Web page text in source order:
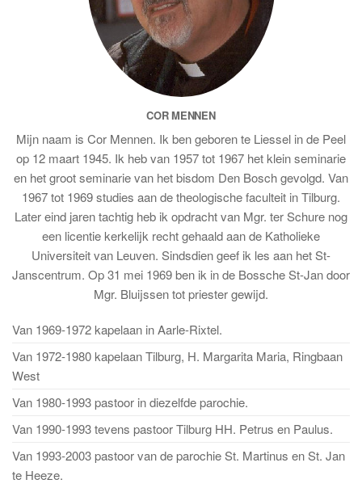
COR MENNEN
Mijn naam is Cor Mennen. Ik ben geboren te Liessel in de Peel
op 12 maart 1945. Ik heb van 1957 tot 1967 het klein seminarie
en het groot seminarie van het bisdom Den Bosch gevolgd. Van
1967 tot 1969 studies aan de theologische faculteit in Tilburg.
Later eind jaren tachtig heb ik opdracht van Mgr. ter Schure nog
een licentie kerkelijk recht gehaald aan de Katholieke
Universiteit van Leuven. Sindsdien geef ik les aan het St-
Janscentrum. Op 31 mei 1969 ben ik in de Bossche St-Jan door
Mgr. Bluijssen tot priester gewijd.
Van 1969-1972 kapelaan in Aarle-Rixtel.
Van 1972-1980 kapelaan Tilburg, H. Margarita Maria, Ringbaan
West
Van 1980-1993 pastoor in diezelfde parochie.
Van 1990-1993 tevens pastoor Tilburg HH. Petrus en Paulus.
Van 1993-2003 pastoor van de parochie St. Martinus en St. Jan
te Heeze.